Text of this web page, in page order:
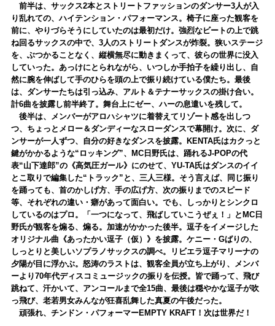
前半は、サックス2本とストリートファッションのダンサー3人が入
り乱れての、ハイテンション・パフォーマンス。椅子に座った観客を
前に、やりづらそうにしていたのは最初だけ。強烈なビートの上で跳
ね回るサックスの中で、3人のストリートダンスが炸裂。狭いステージ
を、ぶつかることなく、縦横無尽に動きまくって、彼らの世界に没入
していった。あっけにとられながら、いつしか手拍子を繰り出し、自
然に腕を伸ばして手のひらを頭の上で振り続けている僕たち。最後
は、ダンサーたちは引っ込み、アルト＆テナーサックスの掛け合い。
計6曲を披露し前半終了。舞台上にゼー、ハーの息遣いを残して。
後半は、メンバーがアロハシャツに着替えてリゾート感を出しつ
つ、ちょっとメロー＆ダンディーなスローダンスで幕開け。次に、ダ
ンサーが一人ずつ、自分の好きなダンスを披露。KENTA氏はカクっと
鍵がかかるような“ロッキング”、MC日野氏は、踊れるJ-POPの代
表“山下達郎”の《高気圧ガール》にのせて、YU-TA氏はダンスのイイ
とこ取りで編集した“トラック”と、三人三様。そう言えば、同じ振り
を踊っても、首のかしげ方、手の広げ方、次の振りまでのスピード
等、それぞれの違い・癖があって面白い。でも、しっかりとシンクロ
しているのはプロ。「一つになって、飛ばしていこうぜぇ！」とMC日
野氏が観客を煽る、煽る。加速がかかった後半。逗子をイメージした
オリジナル曲《あったかい逗子（仮）》を披露。ケニー・Gばりの、
しっとりと美しいソプラノサックスの調べ。リビエラ逗子マリーナの
夕陽が目に浮かぶ。怒涛のラストは、観客全員が立ち上がり、メンバ
ーより70年代ディスコミュージックの振りを伝授。皆で踊って、飛び
跳ねて、汗かいて、アンコールまで全15曲、最後は穏やかな逗子が吹
っ飛び、老若男女みんなが狂喜乱舞した真夏の午後だった。
頑張れ、チンドン・パフォーマーEMPTY KRAFT！次は世界だ！